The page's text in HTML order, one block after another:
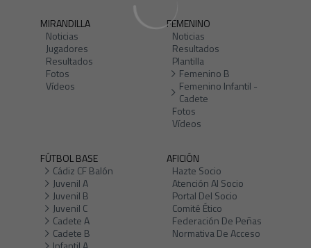
MIRANDILLA
Noticias
Jugadores
Resultados
Fotos
Vídeos
FEMENINO
Noticias
Resultados
Plantilla
Femenino B
Femenino Infantil -
Cadete
Fotos
Vídeos
FÚTBOL BASE
Cádiz CF Balón
Juvenil A
Juvenil B
Juvenil C
Cadete A
Cadete B
AFICIÓN
Hazte Socio
Atención Al Socio
Portal Del Socio
Comité Ético
Federación De Peñas
Normativa De Acceso